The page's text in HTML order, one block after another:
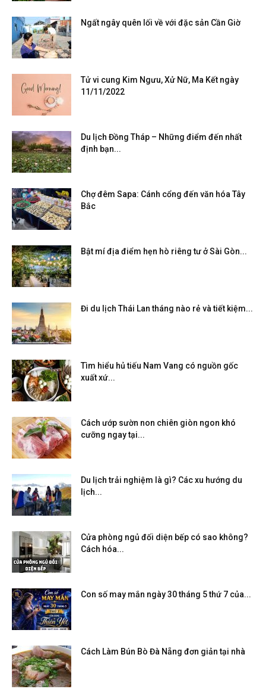
Ngất ngây quên lối về với đặc sản Cần Giờ
Tử vi cung Kim Ngưu, Xử Nữ, Ma Kết ngày
11/11/2022
Du lịch Đồng Tháp – Những điểm đến nhất
định bạn...
Chợ đêm Sapa: Cánh cổng đến văn hóa Tây
Bắc
Bật mí địa điểm hẹn hò riêng tư ở Sài Gòn...
Đi du lịch Thái Lan tháng nào rẻ và tiết kiệm...
Tìm hiểu hủ tiếu Nam Vang có nguồn gốc
xuất xứ...
Cách ướp sườn non chiên giòn ngon khó
cưỡng ngay tại...
Du lịch trải nghiệm là gì? Các xu hướng du
lịch...
Cửa phòng ngủ đối diện bếp có sao không?
Cách hóa...
Con số may mắn ngày 30 tháng 5 thứ 7 của...
Cách Làm Bún Bò Đà Nẵng đơn giản tại nhà